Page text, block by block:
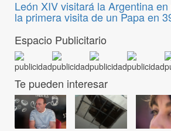
León XIV visitará la Argentina
la primera visita de un Papa en
Espacio Publicitario
Te pueden interesar